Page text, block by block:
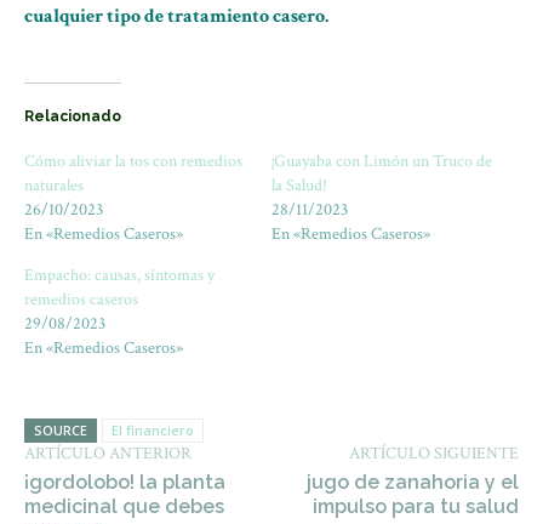
cualquier tipo de tratamiento casero.
Relacionado
Cómo aliviar la tos con remedios
naturales
26/10/2023
En «Remedios Caseros»
¡Guayaba con Limón un Truco de
la Salud!
28/11/2023
En «Remedios Caseros»
Empacho: causas, síntomas y
remedios caseros
29/08/2023
En «Remedios Caseros»
SOURCE El financiero
ARTÍCULO ANTERIOR
¡gordolobo! la planta
medicinal que debes
ARTÍCULO SIGUIENTE
jugo de zanahoria y el
impulso para tu salud